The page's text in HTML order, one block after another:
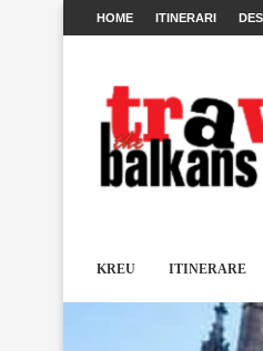
HOME ITINERARI
KREU ITINERARE